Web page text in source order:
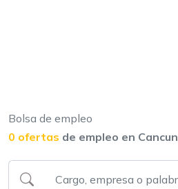
Bolsa de empleo
0 ofertas de empleo en Cancun